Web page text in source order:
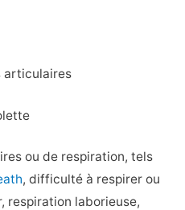
articulaires
ou de respiration, tels
, difficulté à respirer ou
respiration laborieuse,